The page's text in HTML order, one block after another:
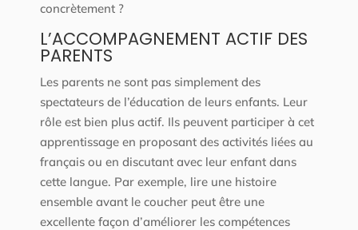
concrètement ?
L’ACCOMPAGNEMENT ACTIF DES
PARENTS
Les parents ne sont pas simplement des
spectateurs de l’éducation de leurs enfants. Leur
rôle est bien plus actif. Ils peuvent participer à cet
apprentissage en proposant des activités liées au
français ou en discutant avec leur enfant dans
cette langue. Par exemple, lire une histoire
ensemble avant le coucher peut être une
excellente façon d’améliorer les compétences